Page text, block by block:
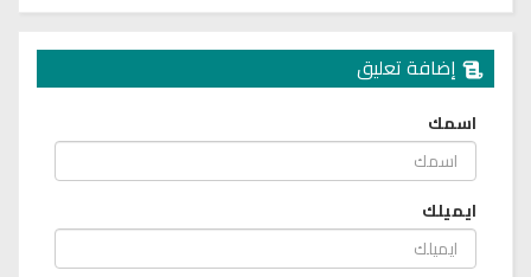
إضافة تعليق
اسمك
ايميلك